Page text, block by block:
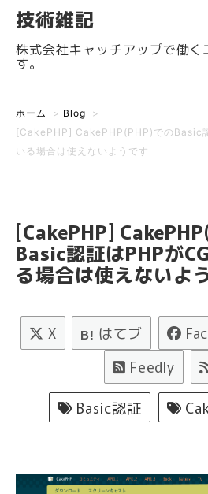
技術雑記
株式会社キャッチアップで働
す。
ホーム > Blog
>
[CakePHP] CakePHP(PHP)でのBasic
いる場合は使えないようです
[CakePHP]
Basic認証はPHPが
る場合は使えないよ
X B! はてブ
Feedly
Basic認証